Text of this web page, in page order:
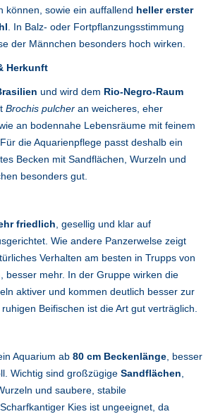
können, sowie ein auffallend heller erster
. In Balz- oder Fortpflanzungsstimmung
der Männchen besonders hoch wirken.
Herkunft
und wird dem Rio-Negro-Raum
Brochis pulcher an weicheres, eher
an bodennahe Lebensräume mit feinem
die Aquarienpflege passt deshalb ein
Becken mit Sandflächen, Wurzeln und
besonders gut.
friedlich, gesellig und klar auf
Wie andere Panzerwelse zeigt
Verhalten am besten in Trupps von
, besser mehr. In der Gruppe wirken die
aktiver und kommen deutlich besser zur
Beifischen ist die Art gut verträglich.
Aquarium ab 80 cm Beckenlänge, besser
Wichtig sind großzügige Sandflächen,
und saubere, stabile
Kies ist ungeeignet, da